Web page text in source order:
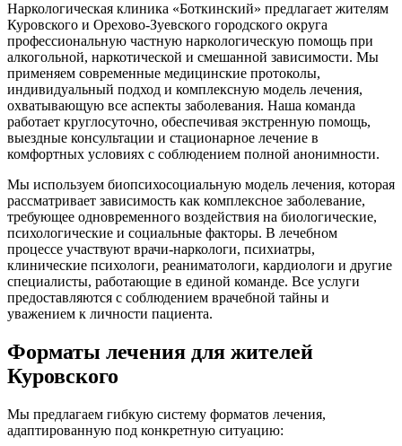
Наркологическая клиника «Боткинский» предлагает жителям
Куровского и Орехово-Зуевского городского округа
профессиональную частную наркологическую помощь при
алкогольной, наркотической и смешанной зависимости. Мы
применяем современные медицинские протоколы,
индивидуальный подход и комплексную модель лечения,
охватывающую все аспекты заболевания. Наша команда
работает круглосуточно, обеспечивая экстренную помощь,
выездные консультации и стационарное лечение в
комфортных условиях с соблюдением полной анонимности.
Мы используем биопсихосоциальную модель лечения, которая
рассматривает зависимость как комплексное заболевание,
требующее одновременного воздействия на биологические,
психологические и социальные факторы. В лечебном
процессе участвуют врачи-наркологи, психиатры,
клинические психологи, реаниматологи, кардиологи и другие
специалисты, работающие в единой команде. Все услуги
предоставляются с соблюдением врачебной тайны и
уважением к личности пациента.
Форматы лечения для жителей
Куровского
Мы предлагаем гибкую систему форматов лечения,
адаптированную под конкретную ситуацию: